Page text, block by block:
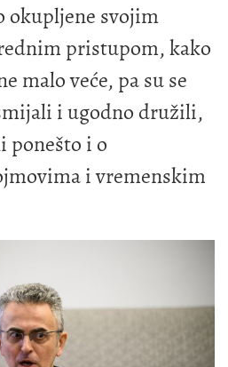
okupljene svojim
pristupom, kako
malo veće, pa su se
i ugodno družili,
ponešto i o
i vremenskim